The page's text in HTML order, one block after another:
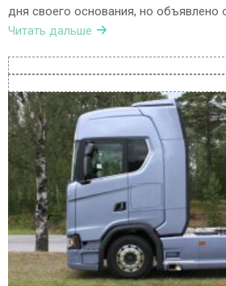
дня своего основания, но объявлено
Читать дальше